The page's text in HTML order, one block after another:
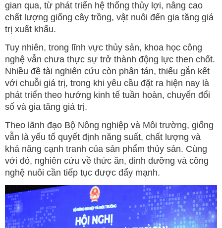
gian qua, từ phát triển hệ thống thủy lợi, nâng cao
chất lượng giống cây trồng, vật nuôi đến gia tăng giá
trị xuất khẩu.
Tuy nhiên, trong lĩnh vực thủy sản, khoa học công
nghệ vẫn chưa thực sự trở thành động lực then chốt.
Nhiều đề tài nghiên cứu còn phân tán, thiếu gắn kết
với chuỗi giá trị, trong khi yêu cầu đặt ra hiện nay là
phát triển theo hướng kinh tế tuần hoàn, chuyển đổi
số và gia tăng giá trị.
Theo lãnh đạo Bộ Nông nghiệp và Môi trường, giống
vẫn là yếu tố quyết định năng suất, chất lượng và
khả năng cạnh tranh của sản phẩm thủy sản. Cùng
với đó, nghiên cứu về thức ăn, dinh dưỡng và công
nghệ nuôi cần tiếp tục được đẩy mạnh.